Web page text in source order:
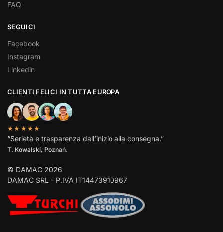
FAQ
SEGUICI
Facebook
Instagram
Linkedin
CLIENTI FELICI IN TUTTA EUROPA
★★★★★
“Serietà e trasparenza dall’inizio alla consegna.”
T. Kowalski, Poznań.
© DAMAC 2026
DAMAC SRL - P.IVA IT14473910967